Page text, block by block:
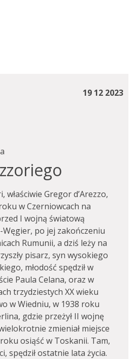
19 12 2023
właściwie Gregor d’Arezzo,
w Czerniowcach na
I wojną światową
Węgier, po jej zakończeniu
Rumunii, a dziś leży na
pisarz, syn wysokiego
młodość spędził w
Paula Celana, oraz w
trzydziestych XX wieku
w Wiedniu, w 1938 roku
gdzie przeżył II wojnę
zmieniał miejsce
osiąść w Toskanii. Tam,
spędził ostatnie lata życia.